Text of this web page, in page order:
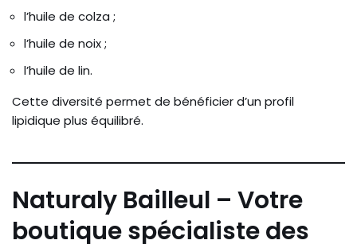
l’huile de colza ;
l’huile de noix ;
l’huile de lin.
Cette diversité permet de bénéficier d’un profil
lipidique plus équilibré.
Naturaly Bailleul – Votre
boutique spécialiste des